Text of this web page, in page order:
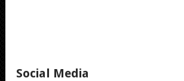
Social Media